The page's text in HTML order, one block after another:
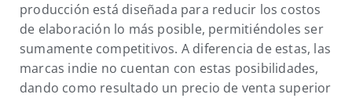
producción está diseñada para reducir los costos
de elaboración lo más posible, permitiéndoles ser
sumamente competitivos. A diferencia de estas, las
marcas indie no cuentan con estas posibilidades,
dando como resultado un precio de venta superior